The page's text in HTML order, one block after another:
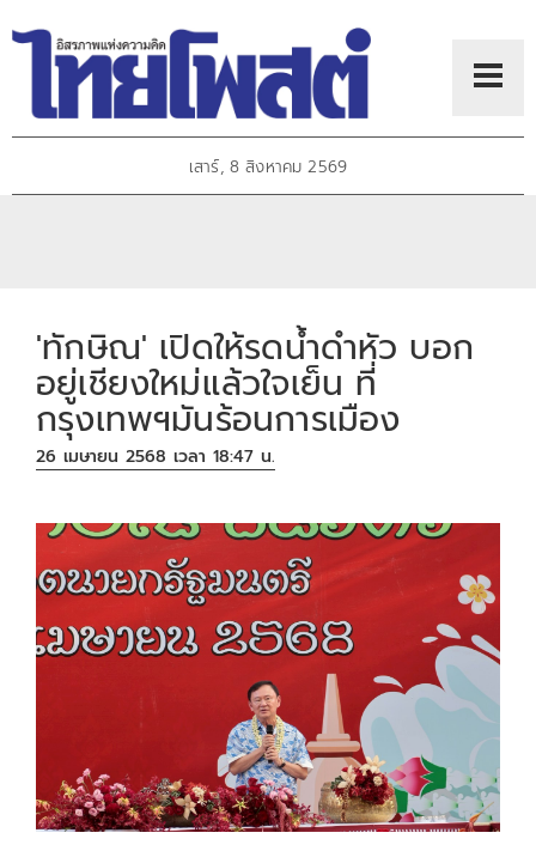
เสาร์, 8 สิงหาคม 2569
'ทักษิณ' เปิดให้รดน้ำดำหัว บอก
อยู่เชียงใหม่แล้วใจเย็น ที่
กรุงเทพฯมันร้อนการเมือง
26 เมษายน 2568 เวลา 18:47 น.